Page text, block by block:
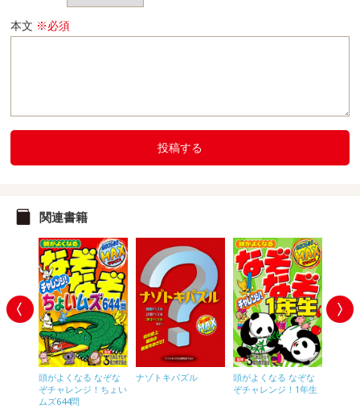
本文 ※必須
投稿する
関連書籍
頭がよくなる なぞな
ぞチャレンジ！ちょい
ムズ644問
ナゾトキパズル
頭がよくなる なぞな
ぞチャレンジ！1年生